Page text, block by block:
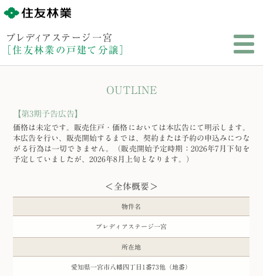
プレディアステージ一宮
［住友林業の戸建て分譲］
アクセス・周辺環境 間取り・ハウスデザイン
OUTLINE
【第3期予告広告】
価格は未定です。販売住戸・価格においては本広告にて明示します。
本広告を行い、販売開始するまでは、契約または予約の申込みにつな
がる行為は一切できません。（販売開始予定時期：2026年7月下旬を
予定していましたが、2026年8月上旬となります。）
＜全体概要＞
物件名
プレディアステージ一宮
所在地
愛知県一宮市八幡四丁目1番73他（地番）